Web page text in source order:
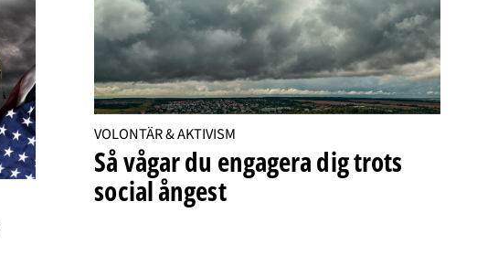
VOLONTÄR & AKTIVISM
Så vågar du engagera dig trots
social ångest